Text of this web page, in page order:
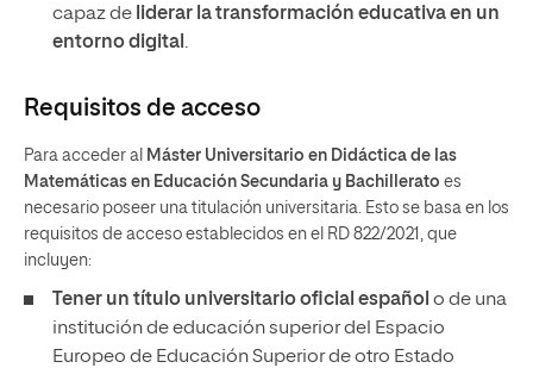
capaz de liderar la transformación educativa en un
entorno digital .
Requisitos de acceso
Para acceder al Máster Universitario en Didáctica de las
Matemáticas en Educación Secundaria y Bachillerato es
necesario poseer una titulación universitaria. Esto se basa en los
requisitos de acceso establecidos en el RD 822/2021, que
incluyen:
Tener un título universitario oficial español o de una
institución de educación superior del Espacio
Europeo de Educación Superior de otro Estado